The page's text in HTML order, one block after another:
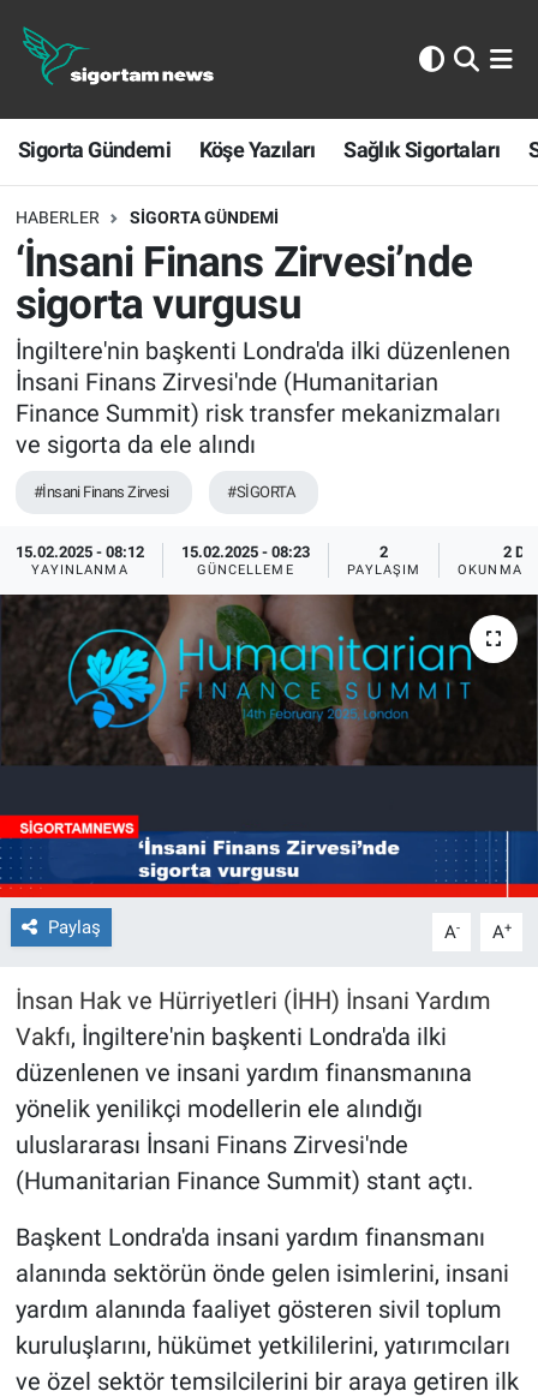
Sigorta Gündemi Köşe Yazıları Sağlık Sigortaları
HABERLER SIGORTA GÜNDEMI
‘İnsani Finans Zirvesi’nde
sigorta vurgusu
İngiltere'nin başkenti Londra'da ilki düzenlenen
İnsani Finans Zirvesi'nde (Humanitarian
Finance Summit) risk transfer mekanizmaları
ve sigorta da ele alındı
#İnsani Finans Zirvesi #SİGORTA
15.02.2025 - 08:12
YAYINLANMA
15.02.2025 - 08:23
GÜNCELLEME
2
PAYLAŞIM
2 DK
OKUNMA
Paylaş A- A+
İnsan Hak ve Hürriyetleri (İHH) İnsani Yardım
Vakfı, İngiltere'nin başkenti Londra'da ilki
düzenlenen ve insani yardım finansmanına
yönelik yenilikçi modellerin ele alındığı
uluslararası İnsani Finans Zirvesi'nde
(Humanitarian Finance Summit) stant açtı.
Başkent Londra'da insani yardım finansmanı
alanında sektörün önde gelen isimlerini, insani
yardım alanında faaliyet gösteren sivil toplum
kuruluşlarını, hükümet yetkililerini, yatırımcıları
ve özel sektör temsilcilerini bir araya getiren ilk
Sigorta Gündemi
Köşe Yazıları
Sağlık Sigortaları
Sporun Sigortası
Ekonomi